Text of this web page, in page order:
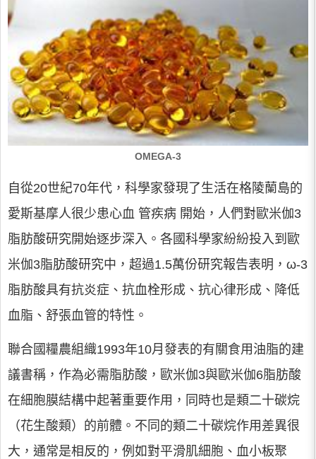
OMEGA-3
自從20世紀70年代，科學家發現了生活在格陵蘭島的
愛斯基摩人很少患心血 管疾病 開始，人們對歐米伽3
脂肪酸研究開始逐步深入。各國科學家紛紛投入到歐
米伽3脂肪酸研究中，超過1.5萬份研究報告表明，ω-3
脂肪酸具有抗炎症、抗血栓形成、抗心律形成、降低
血脂、舒張血管的特性。
聯合國糧農組織1993年10月發表的有關食用油脂的建
議書稱，作為必需脂肪酸，歐米伽3與歐米伽6脂肪酸
在細胞膜結構中起著重要作用，同時也是類二十碳烷
（花生酸類）的前體。不同的類二十碳烷作用差異很
大，通常是相反的，例如對平滑肌細胞、血小板聚